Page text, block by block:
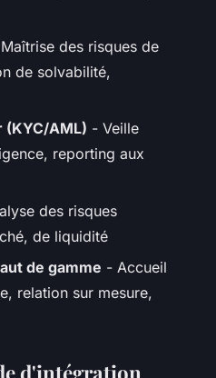
des risques de
de solvabilité,
(KYC/AML) - Veille
reporting aux
des risques
de liquidité
de gamme - Accueil
relation sur mesure,